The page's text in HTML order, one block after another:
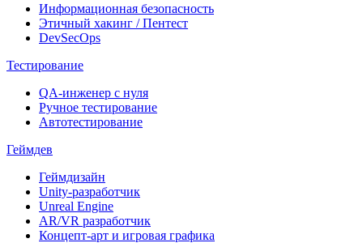
Информационная безопасность
Этичный хакинг / Пентест
DevSecOps
Тестирование
QA-инженер с нуля
Ручное тестирование
Автотестирование
Геймдев
Геймдизайн
Unity-разработчик
Unreal Engine
AR/VR разработчик
Концепт-арт и игровая графика